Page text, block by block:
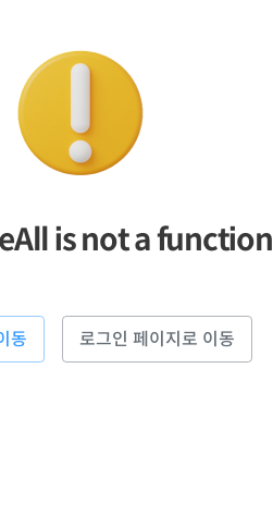
is not a function
동 로그인 페이지로 이동